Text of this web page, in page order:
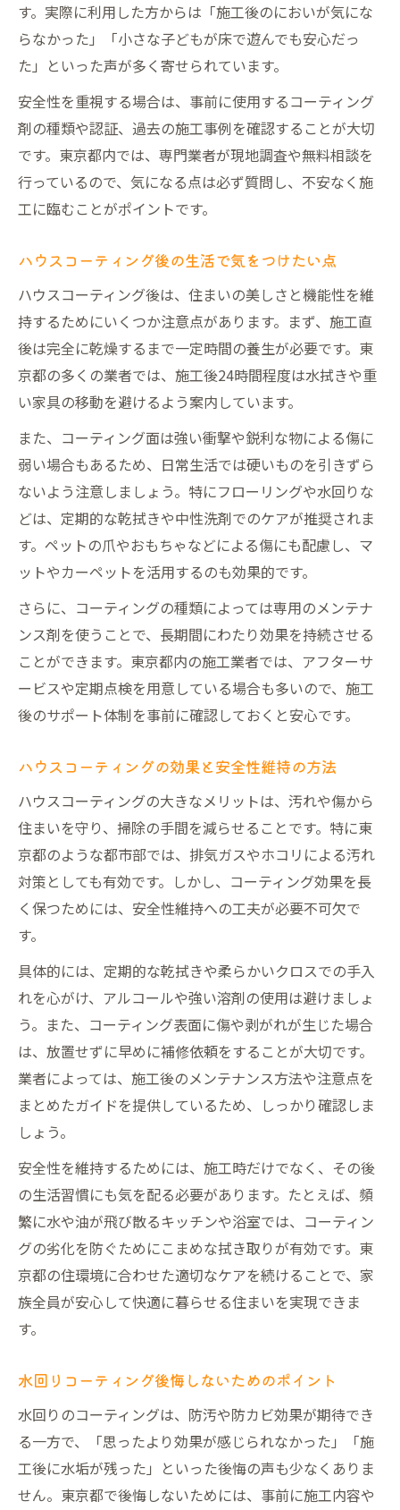
す。実際に利用した方からは「施工後のにおいが気にな
らなかった」「小さな子どもが床で遊んでも安心だっ
た」といった声が多く寄せられています。
安全性を重視する場合は、事前に使用するコーティング
剤の種類や認証、過去の施工事例を確認することが大切
です。東京都内では、専門業者が現地調査や無料相談を
行っているので、気になる点は必ず質問し、不安なく施
工に臨むことがポイントです。
ハウスコーティング後の生活で気をつけたい点
ハウスコーティング後は、住まいの美しさと機能性を維
持するためにいくつか注意点があります。まず、施工直
後は完全に乾燥するまで一定時間の養生が必要です。東
京都の多くの業者では、施工後24時間程度は水拭きや重
い家具の移動を避けるよう案内しています。
また、コーティング面は強い衝撃や鋭利な物による傷に
弱い場合もあるため、日常生活では硬いものを引きずら
ないよう注意しましょう。特にフローリングや水回りな
どは、定期的な乾拭きや中性洗剤でのケアが推奨されま
す。ペットの爪やおもちゃなどによる傷にも配慮し、マ
ットやカーペットを活用するのも効果的です。
さらに、コーティングの種類によっては専用のメンテナ
ンス剤を使うことで、長期間にわたり効果を持続させる
ことができます。東京都内の施工業者では、アフターサ
ービスや定期点検を用意している場合も多いので、施工
後のサポート体制を事前に確認しておくと安心です。
ハウスコーティングの効果と安全性維持の方法
ハウスコーティングの大きなメリットは、汚れや傷から
住まいを守り、掃除の手間を減らせることです。特に東
京都のような都市部では、排気ガスやホコリによる汚れ
対策としても有効です。しかし、コーティング効果を長
く保つためには、安全性維持への工夫が必要不可欠で
す。
具体的には、定期的な乾拭きや柔らかいクロスでの手入
れを心がけ、アルコールや強い溶剤の使用は避けましょ
う。また、コーティング表面に傷や剥がれが生じた場合
は、放置せずに早めに補修依頼をすることが大切です。
業者によっては、施工後のメンテナンス方法や注意点を
まとめたガイドを提供しているため、しっかり確認しま
しょう。
安全性を維持するためには、施工時だけでなく、その後
の生活習慣にも気を配る必要があります。たとえば、頻
繁に水や油が飛び散るキッチンや浴室では、コーティン
グの劣化を防ぐためにこまめな拭き取りが有効です。東
京都の住環境に合わせた適切なケアを続けることで、家
族全員が安心して快適に暮らせる住まいを実現できま
す。
水回りコーティング後悔しないためのポイント
水回りのコーティングは、防汚や防カビ効果が期待でき
る一方で、「思ったより効果が感じられなかった」「施
工後に水垢が残った」といった後悔の声も少なくありま
せん。東京都で後悔しないためには、事前に施工内容や